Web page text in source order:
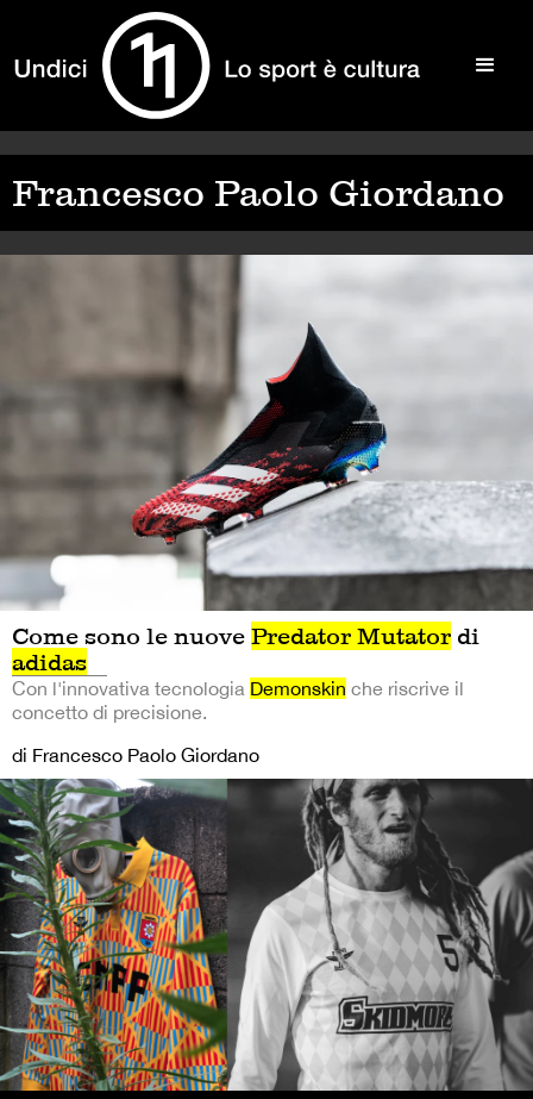
Francesco Paolo Giordano
Come sono le nuove Predator Mutator di
adidas
Con l'innovativa tecnologia Demonskin che riscrive il
concetto di precisione.
di Francesco Paolo Giordano